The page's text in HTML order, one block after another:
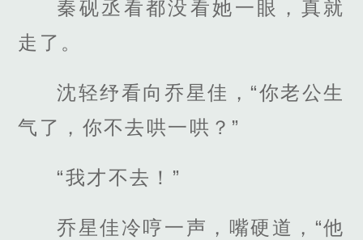
秦砚丞看都没看她一眼，真就
走了。
沈轻纾看向乔星佳，“你老公生
气了，你不去哄一哄？”
“我才不去！”
乔星佳冷哼一声，嘴硬道，“他